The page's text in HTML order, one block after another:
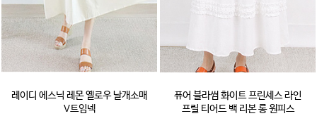
레이디 에스닉 레몬 옐로우 날개소매
V트임넥
퓨어 블라썸 화이트 프린세스 라인
프릴 티어드 백 리본 롱 원피스